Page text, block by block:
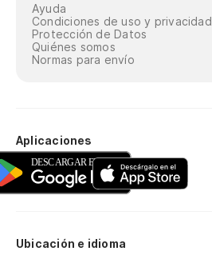
Ayuda
Condiciones de uso y privacidad
Protección de Datos
Quiénes somos
Normas para envío
Aplicaciones
Ubicación e idioma